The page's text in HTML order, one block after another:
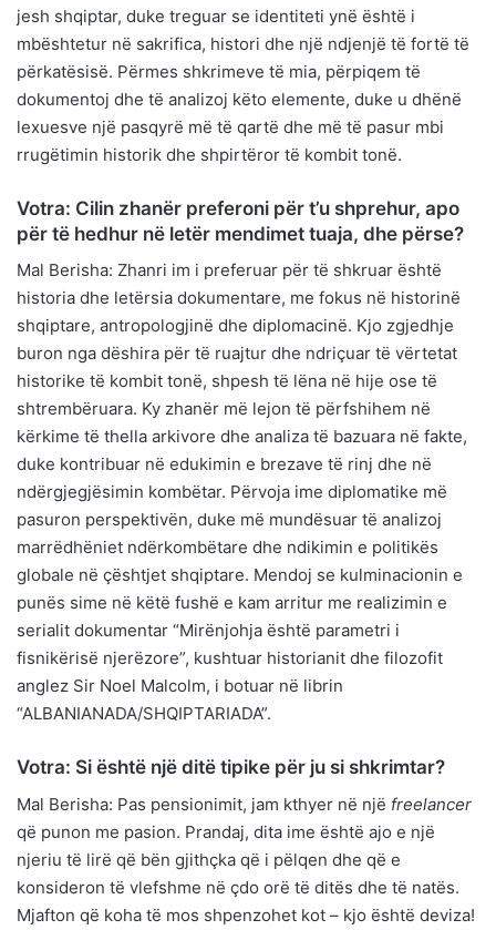
jesh shqiptar, duke treguar se identiteti ynë është i
mbështetur në sakrifica, histori dhe një ndjenjë të fortë të
përkatësisë. Përmes shkrimeve të mia, përpiqem të
dokumentoj dhe të analizoj këto elemente, duke u dhënë
lexuesve një pasqyrë më të qartë dhe më të pasur mbi
rrugëtimin historik dhe shpirtëror të kombit tonë.
Votra: Cilin zhanër preferoni për t’u shprehur, apo
për të hedhur në letër mendimet tuaja, dhe përse?
Mal Berisha: Zhanri im i preferuar për të shkruar është
historia dhe letërsia dokumentare, me fokus në historinë
shqiptare, antropologjinë dhe diplomacinë. Kjo zgjedhje
buron nga dëshira për të ruajtur dhe ndriçuar të vërtetat
historike të kombit tonë, shpesh të lëna në hije ose të
shtrembëruara. Ky zhanër më lejon të përfshihem në
kërkime të thella arkivore dhe analiza të bazuara në fakte,
duke kontribuar në edukimin e brezave të rinj dhe në
ndërgjegjësimin kombëtar. Përvoja ime diplomatike më
pasuron perspektivën, duke më mundësuar të analizoj
marrëdhëniet ndërkombëtare dhe ndikimin e politikës
globale në çështjet shqiptare. Mendoj se kulminacionin e
punës sime në këtë fushë e kam arritur me realizimin e
serialit dokumentar “Mirënjohja është parametri i
fisnikërisë njerëzore”, kushtuar historianit dhe filozofit
anglez Sir Noel Malcolm, i botuar në librin
“ALBANIANADA/SHQIPTARIADA”.
Votra: Si është një ditë tipike për ju si shkrimtar?
Mal Berisha: Pas pensionimit, jam kthyer në një freelancer
që punon me pasion. Prandaj, dita ime është ajo e një
njeriu të lirë që bën gjithçka që i pëlqen dhe që e
konsideron të vlefshme në çdo orë të ditës dhe të natës.
Mjafton që koha të mos shpenzohet kot – kjo është deviza!